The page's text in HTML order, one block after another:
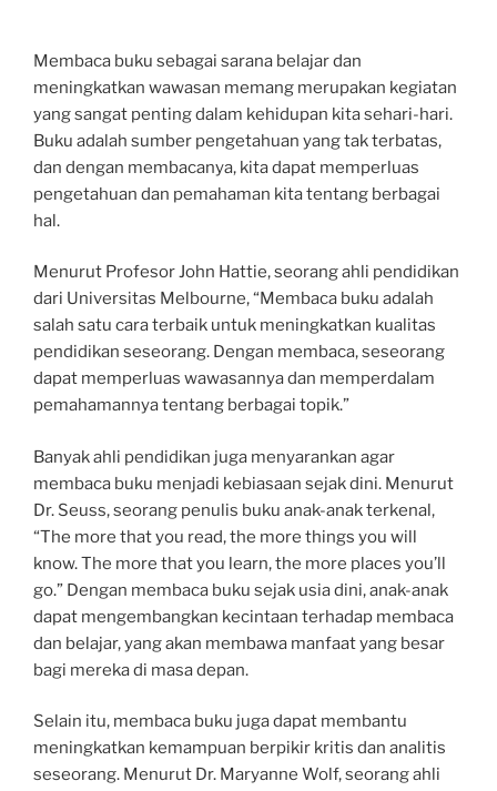
Membaca buku sebagai sarana belajar dan
meningkatkan wawasan memang merupakan kegiatan
yang sangat penting dalam kehidupan kita sehari-hari.
Buku adalah sumber pengetahuan yang tak terbatas,
dan dengan membacanya, kita dapat memperluas
pengetahuan dan pemahaman kita tentang berbagai
hal.
Menurut Profesor John Hattie, seorang ahli pendidikan
dari Universitas Melbourne, “Membaca buku adalah
salah satu cara terbaik untuk meningkatkan kualitas
pendidikan seseorang. Dengan membaca, seseorang
dapat memperluas wawasannya dan memperdalam
pemahamannya tentang berbagai topik.”
Banyak ahli pendidikan juga menyarankan agar
membaca buku menjadi kebiasaan sejak dini. Menurut
Dr. Seuss, seorang penulis buku anak-anak terkenal,
“The more that you read, the more things you will
know. The more that you learn, the more places you’ll
go.” Dengan membaca buku sejak usia dini, anak-anak
dapat mengembangkan kecintaan terhadap membaca
dan belajar, yang akan membawa manfaat yang besar
bagi mereka di masa depan.
Selain itu, membaca buku juga dapat membantu
meningkatkan kemampuan berpikir kritis dan analitis
seseorang. Menurut Dr. Maryanne Wolf, seorang ahli